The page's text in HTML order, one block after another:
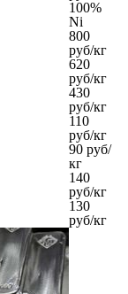
100%
Ni
800
руб/кг
620
руб/кг
430
руб/кг
110
руб/кг
90 руб/
кг
140
руб/кг
130
руб/кг